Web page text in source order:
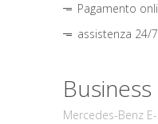
Pagamento
assistenza 24/7
Business
Mercedes-Benz